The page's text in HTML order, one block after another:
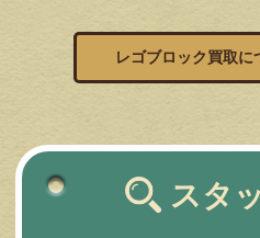
レゴブロック買取に
スタ